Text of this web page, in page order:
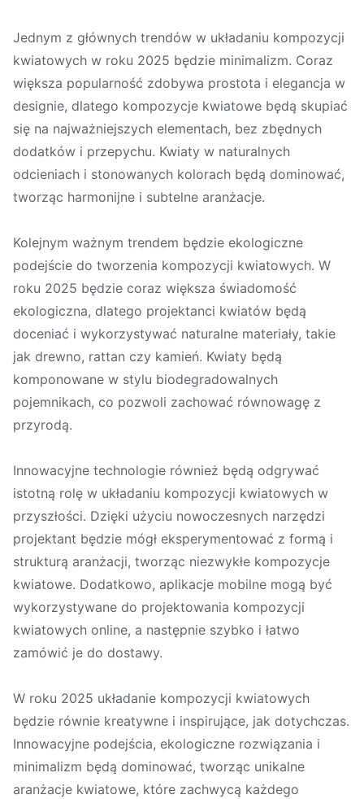
Jednym z głównych trendów w układaniu kompozycji
kwiatowych w roku 2025 będzie minimalizm. Coraz
większa popularność zdobywa prostota i elegancja w
designie, dlatego kompozycje kwiatowe będą skupiać
się na najważniejszych elementach, bez zbędnych
dodatków i przepychu. Kwiaty w naturalnych
odcieniach i stonowanych kolorach będą dominować,
tworząc harmonijne i subtelne aranżacje.
Kolejnym ważnym trendem będzie ekologiczne
podejście do tworzenia kompozycji kwiatowych. W
roku 2025 będzie coraz większa świadomość
ekologiczna, dlatego projektanci kwiatów będą
doceniać i wykorzystywać naturalne materiały, takie
jak drewno, rattan czy kamień. Kwiaty będą
komponowane w stylu biodegradowalnych
pojemnikach, co pozwoli zachować równowagę z
przyrodą.
Innowacyjne technologie również będą odgrywać
istotną rolę w układaniu kompozycji kwiatowych w
przyszłości. Dzięki użyciu nowoczesnych narzędzi
projektant będzie mógł eksperymentować z formą i
strukturą aranżacji, tworząc niezwykłe kompozycje
kwiatowe. Dodatkowo, aplikacje mobilne mogą być
wykorzystywane do projektowania kompozycji
kwiatowych online, a następnie szybko i łatwo
zamówić je do dostawy.
W roku 2025 układanie kompozycji kwiatowych
będzie równie kreatywne i inspirujące, jak dotychczas.
Innowacyjne podejścia, ekologiczne rozwiązania i
minimalizm będą dominować, tworząc unikalne
aranżacje kwiatowe, które zachwycą każdego